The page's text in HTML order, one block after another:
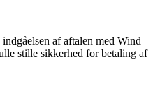
af aftalen med Wind
stille sikkerhed for betaling af